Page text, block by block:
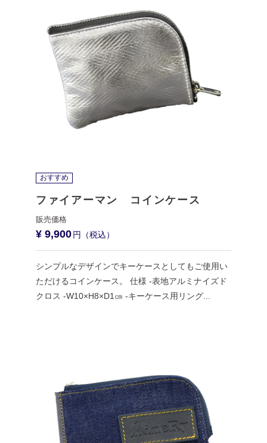
おすすめ
ファイアーマン コインケース
¥ 9,900
シンプルなデザインでキーケースとしてもご使用い
ただけるコインケース。 仕様 -表地アルミナイズド
クロス -W10×H8×D1㎝ -キーケース用リング...